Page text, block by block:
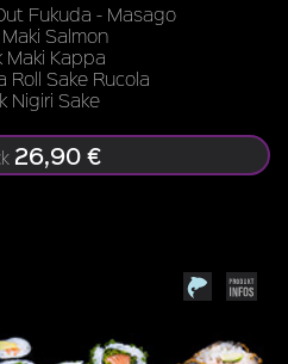
Fukuda - Masago
Salmon
Maki Kappa
Roll Sake Rucola
Nigiri Sake
26,90 €